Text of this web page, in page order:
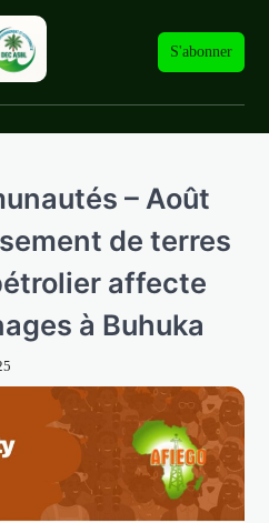
S'abonner
– Août
de terres
affecte
à Buhuka